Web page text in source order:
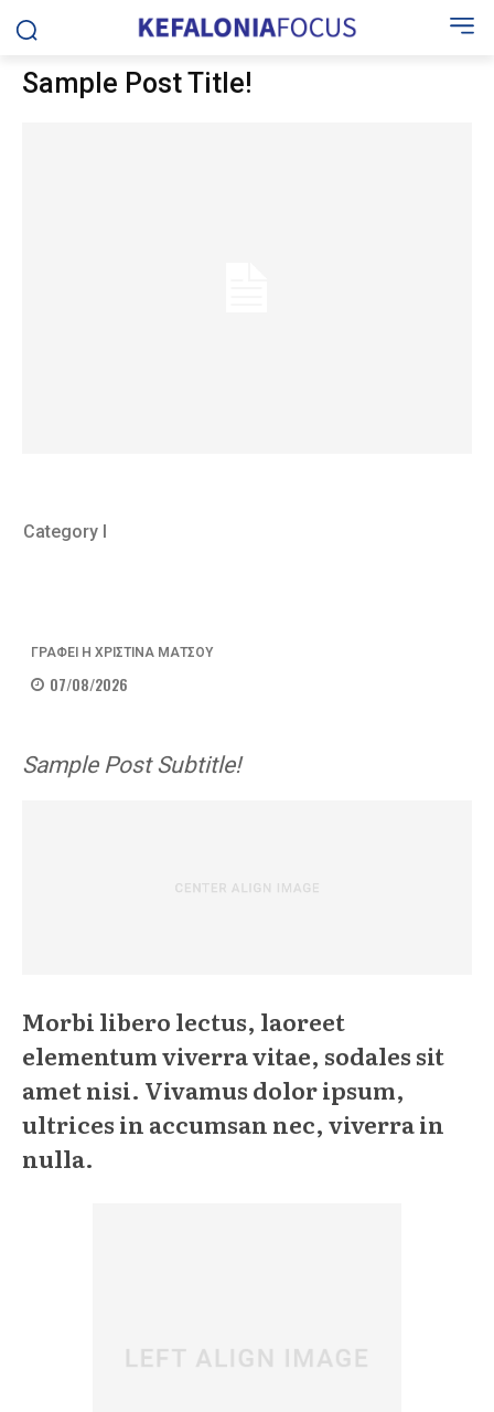
Sample Post Title!
Category I
ΓΡΑΦΕΙ Η ΧΡΙΣΤΙΝΑ ΜΑΤΣΟΥ
07/08/2026
Sample Post Subtitle!
Morbi libero lectus, laoreet
elementum viverra vitae, sodales sit
amet nisi. Vivamus dolor ipsum,
ultrices in accumsan nec, viverra in
nulla.